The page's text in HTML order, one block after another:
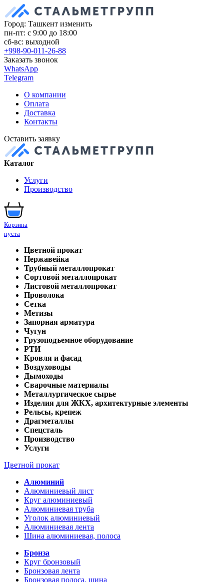
Город: Ташкент изменить
пн-пт: с 9:00 до 18:00
сб-вс: выходной
+998-90-011-26-88
Заказать звонок
WhatsApp
Telegram
О компании
Оплата
Доставка
Контакты
Оставить заявку
Каталог
Услуги
Производство
Корзина
пуста
Цветной прокат
Нержавейка
Трубный металлопрокат
Сортовой металлопрокат
Листовой металлопрокат
Проволока
Сетка
Метизы
Запорная арматура
Чугун
Грузоподъемное оборудование
РТИ
Кровля и фасад
Воздуховоды
Дымоходы
Сварочные материалы
Металлургическое сырье
Изделия для ЖКХ, архитектурные элементы
Рельсы, крепеж
Драгметаллы
Спецсталь
Производство
Услуги
Цветной прокат
Алюминий
Алюминиевый лист
Круг алюминиевый
Алюминиевая труба
Уголок алюминиевый
Алюминиевая лента
Шина алюминиевая, полоса
Бронза
Круг бронзовый
Бронзовая лента
Бронзовая полоса, шина